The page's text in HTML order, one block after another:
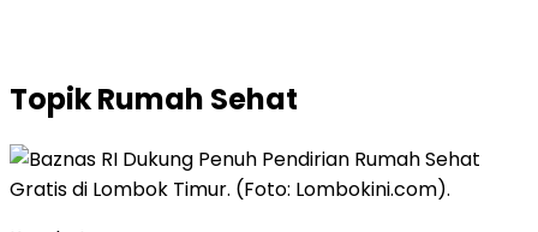
TopikRumah Sehat